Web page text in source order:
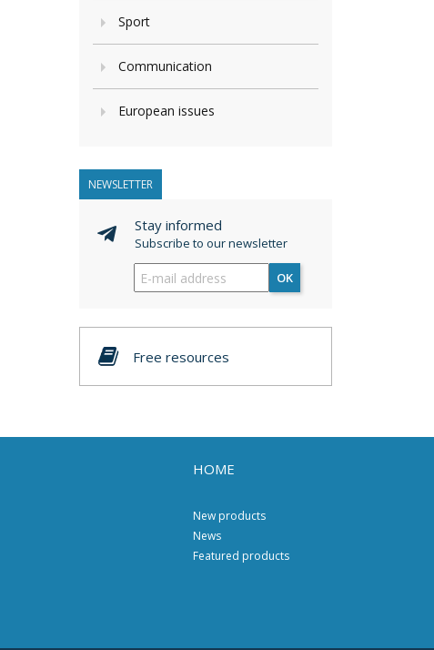
Sport
Communication
European issues
NEWSLETTER
Stay informed
Subscribe to our newsletter
OK
Free resources
HOME
New products
News
Featured products